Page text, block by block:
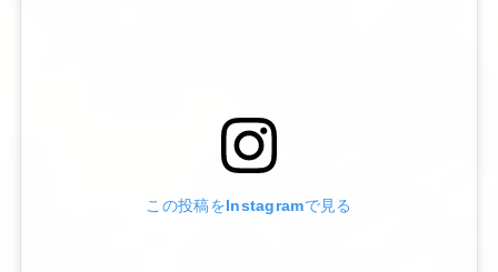
この投稿をInstagramで見る